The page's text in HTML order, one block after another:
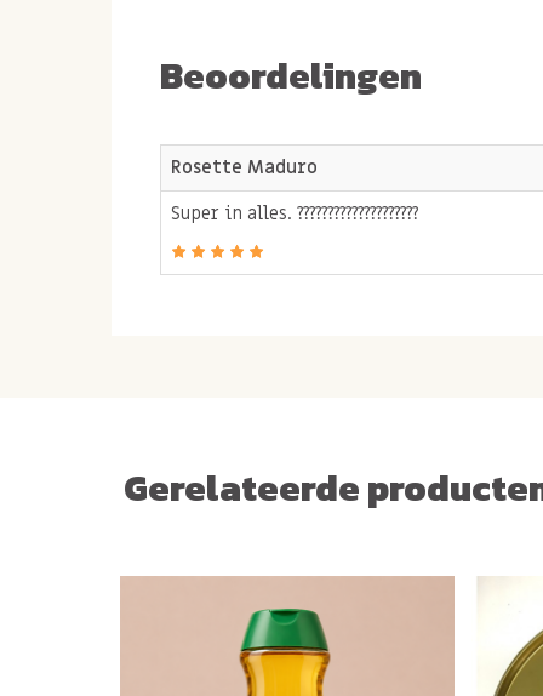
Beoordelingen
Rosette Maduro
Super in alles. ????????????????????
Gerelateerde